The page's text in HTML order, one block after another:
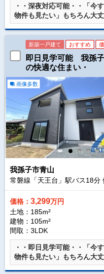
・・深夜対応可能・・「今
物件も見たい」もちろん大
新築一戸建て おすすめ
即日見学可能 我孫
の快適な住まい・
画像多数
我孫子市青山
常磐線「天王台」駅バス18分
価格： 3,299万円
土地：185m²
建物：105m²
間取：3LDK
・・即日見学可能・・「今
物件も見たい」もちろん大